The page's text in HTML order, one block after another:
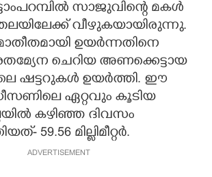
സാജുവിന്റെ മകൾ
വീഴുകയായിരുന്നു.
ഉയർന്നതിനെ
ചെറിയ അണക്കെട്ടായ
ഷട്ടറുകൾ ഉയ‌ർത്തി. ഈ
ഏറ്റവും കൂടിയ
കഴിഞ്ഞ ദിവസം
59.56 മില്ലിമീറ്റർ.
ADVERTISEMENT